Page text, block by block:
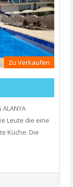
Zu Verkaufen
ALANYA
Leute die eine
Küche. Die